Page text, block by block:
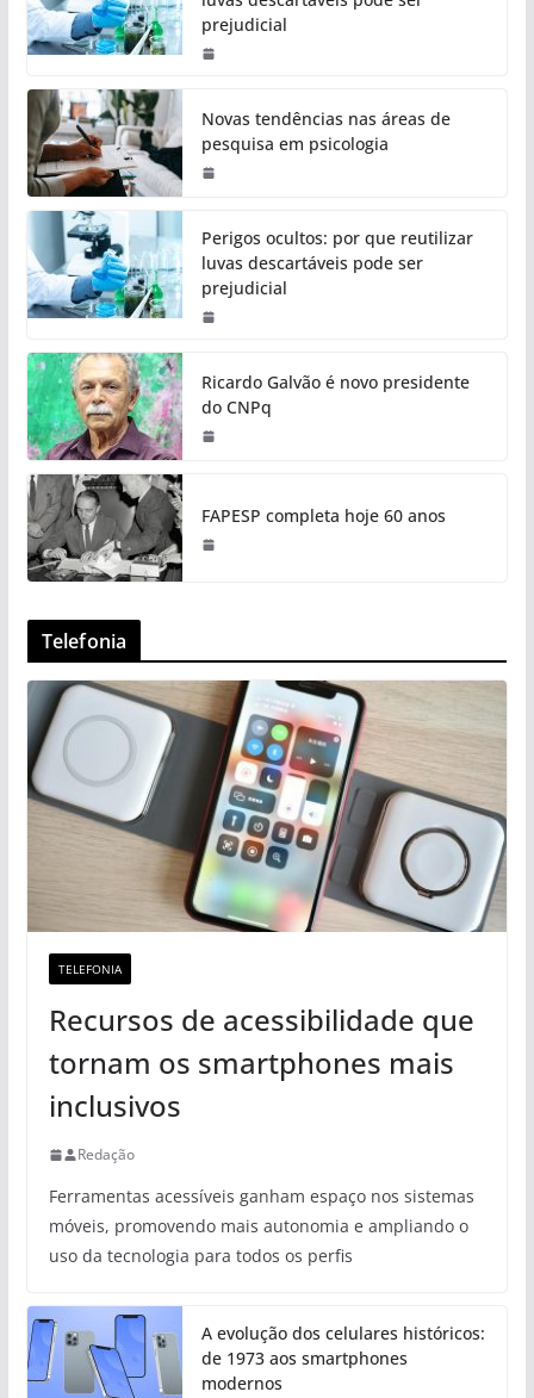
prejudicial
Novas tendências nas áreas de
pesquisa em psicologia
Perigos ocultos: por que reutilizar
luvas descartáveis pode ser
prejudicial
Ricardo Galvão é novo presidente
do CNPq
FAPESP completa hoje 60 anos
Telefonia
TELEFONIA
Recursos de acessibilidade que
tornam os smartphones mais
inclusivos
Redação
Ferramentas acessíveis ganham espaço nos sistemas
móveis, promovendo mais autonomia e ampliando o
uso da tecnologia para todos os perfis
A evolução dos celulares históricos:
de 1973 aos smartphones
modernos